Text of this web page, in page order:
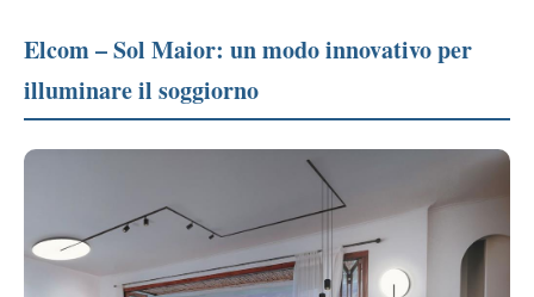
Elcom – Sol Maior: un modo innovativo per
illuminare il soggiorno